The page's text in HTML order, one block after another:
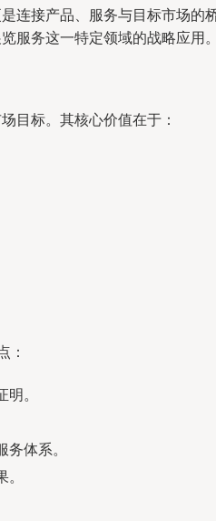
连接产品、服务与目标市场的
服务这一特定领域的战略应用。
目标。其核心价值在于：
：
。
体系。